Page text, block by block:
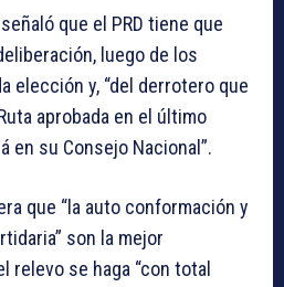
que el PRD tiene que
luego de los
elección y, “del derrotero que
aprobada en el último
en su Consejo Nacional”.
que “la auto conformación y
son la mejor
relevo se haga “con total